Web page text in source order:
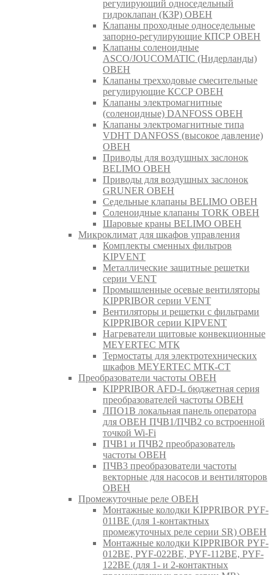
регулирующий односедельный
гидроклапан (КЗР) ОВЕН
Клапаны проходные односедельные
запорно-регулирующие КПСР ОВЕН
Клапаны соленоидные
ASCO/JOUCOMATIC (Нидерланды)
ОВЕН
Клапаны трехходовые смесительные
регулирующие КССР ОВЕН
Клапаны электромагнитные
(соленоидные) DANFOSS ОВЕН
Клапаны электромагнитные типа
VDHT DANFOSS (высокое давление)
ОВЕН
Приводы для воздушных заслонок
BELIMO ОВЕН
Приводы для воздушных заслонок
GRUNER ОВЕН
Седельные клапаны BELIMO ОВЕН
Соленоидные клапаны TORK ОВЕН
Шаровые краны BELIMO ОВЕН
Микроклимат для шкафов управления
Комплекты сменных фильтров
KIPVENT
Металлические защитные решетки
серии VENT
Промышленные осевые вентиляторы
KIPPRIBOR серии VENT
Вентиляторы и решетки с фильтрами
KIPPRIBOR серии KIPVENT
Нагреватели щитовые конвекционные
MEYERTEC МТК
Термостаты для электротехнических
шкафов MEYERTEC МТК-СТ
Преобразователи частоты ОВЕН
KIPPRIBOR AFD-L бюджетная серия
преобразователей частоты ОВЕН
ЛПО1В локальная панель оператора
для ОВЕН ПЧВ1/ПЧВ2 со встроенной
точкой Wi-Fi
ПЧВ1 и ПЧВ2 преобразователь
частоты ОВЕН
ПЧВ3 преобразователи частоты
векторные для насосов и вентиляторов
ОВЕН
Промежуточные реле ОВЕН
Монтажные колодки KIPPRIBOR PYF-
011BE (для 1-контактных
промежуточных реле серии SR) ОВЕН
Монтажные колодки KIPPRIBOR PYF-
012BE, PYF-022BE, PYF-112BE, PYF-
122BE (для 1- и 2-контактных